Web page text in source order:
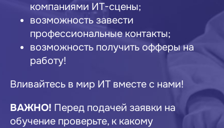
компаниями ИТ-сцены;
возможность завести
профессиональные контакты;
возможность получить офферы на
работу!
Вливайтесь в мир ИТ вместе с нами!
ВАЖНО! Перед подачей заявки на
обучение проверьте, к какому